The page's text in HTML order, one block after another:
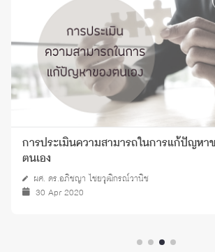
การประเมินความสามารถในการแก้ปัญหา
ตนเอง
ผศ. ดร.อภิชญา ไชยวุฒิกรณ์วานิช
30 Apr 2020